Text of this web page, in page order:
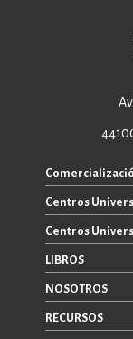
+52 33 3640
+52 33 3640
WhatsApp: +52
Centros
CUAAD
CUCEA
CUCBA
CUCEI
Centros
CUALTOS
CUCHAPALA
CUCOSTA
LIBROS
TODOS LOS
E-BOOKS
NOSOTROS
SOBRE
RECURSOS